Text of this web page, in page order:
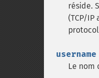
réside.
(TCP/
username
Le nom